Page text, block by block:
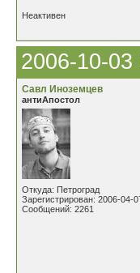
Неактивен
2006-10-03
Савл Иноземцев
антиАпостол
Откуда: Петроград
Зарегистрирован: 2006-04-
Сообщений: 2261